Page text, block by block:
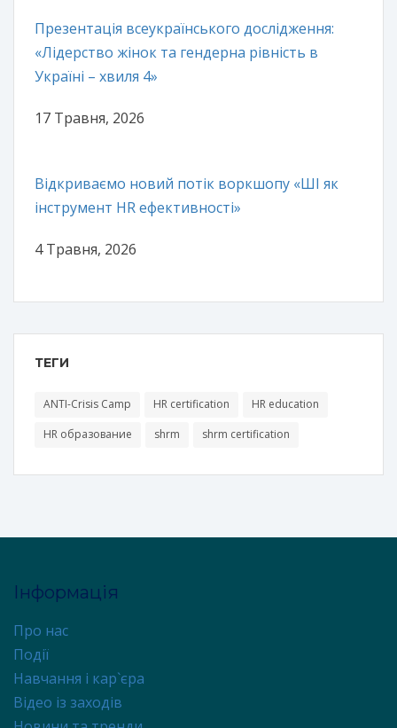
Презентація всеукраїнського дослідження:
«Лідерство жінок та гендерна рівність в
Україні – хвиля 4»
17 Травня, 2026
Відкриваємо новий потік воркшопу «ШІ як
інструмент HR ефективності»
4 Травня, 2026
ТЕГИ
ANTI-Crisis Camp HR certification
HR education
HR образование
shrm shrm certification
Інформація
Про нас
Події
Навчання і кар`єра
Відео із заходів